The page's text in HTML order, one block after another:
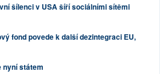
šílenci v USA šíří sociálními sítěmi
fond povede k další dezintegraci EU,
nyní státem